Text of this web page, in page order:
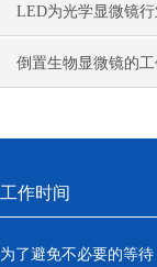
控制中的作用
LED为光学显微镜
比传统卤素更明显
倒置生物显微镜的
工作时间
为了避免不必要的等